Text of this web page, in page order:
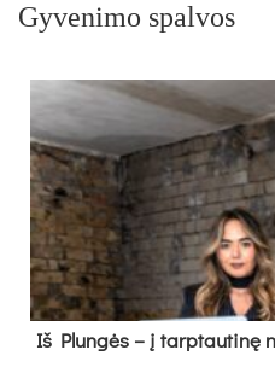
Gyvenimo spalvos
Iš Plungės – į tarptautinę